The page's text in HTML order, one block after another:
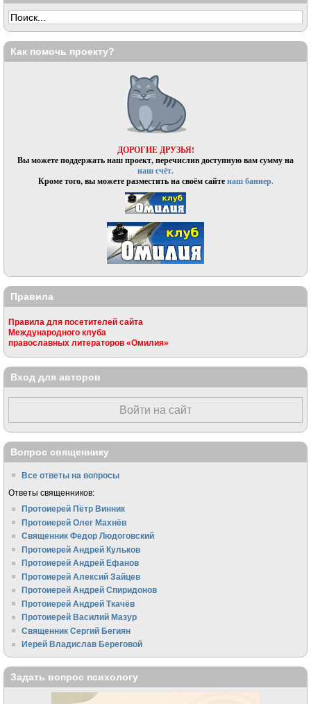
Как помочь проекту?
ДОРОГИЕ ДРУЗЬЯ!
Вы можете поддержать наш проект, перечислив доступную вам сумму на
наш счёт.
Кроме того, вы можете разместить на своём сайтенаш баннер.
Правила
Правила для посетителей сайта
Международного клуба
православных литераторов «Омилия»
Вход для авторов
Войти на сайт
Вопрос священнику
Все ответы на вопросы
Ответы священников:
Протоиерей Пётр Винник
Протоиерей Олег Махнёв
Священник Федор Людоговский
Протоиерей Андрей Кульков
Протоиерей Андрей Ефанов
Протоиерей Алексий Зайцев
Протоиерей Андрей Спиридонов
Протоиерей Андрей Ткачёв
Протоиерей Василий Мазур
Священник Сергий Бегиян
Иерей Владислав Береговой
Задать вопрос психологу